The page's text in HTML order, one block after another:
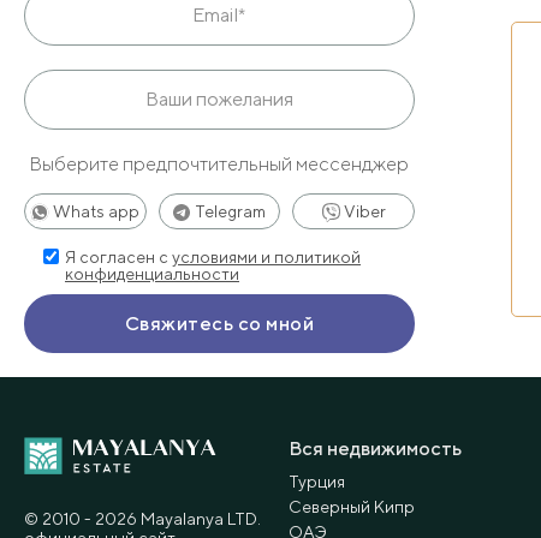
Выберите предпочтительный мессенджер
Whats app Telegram Viber
Я согласен с условиями и политикой
конфиденциальности
Вся недвижимость
Турция
Северный Кипр
ОАЭ
© 2010 - 2026 Мayalanya LTD.